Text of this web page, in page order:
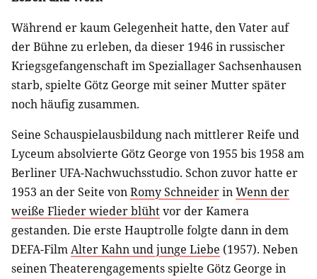
Während er kaum Gelegenheit hatte, den Vater auf
der Bühne zu erleben, da dieser 1946 in russischer
Kriegsgefangenschaft im Speziallager Sachsenhausen
starb, spielte Götz George mit seiner Mutter später
noch häufig zusammen.
Seine Schauspielausbildung nach mittlerer Reife und
Lyceum absolvierte Götz George von 1955 bis 1958 am
Berliner UFA-Nachwuchsstudio. Schon zuvor hatte er
1953 an der Seite vonRomy SchneiderinWenn der
weiße Flieder wieder blühtvor der Kamera
gestanden. Die erste Hauptrolle folgte dann in dem
DEFA-FilmAlter Kahn und junge Liebe (1957). Neben
seinen Theaterengagements spielte Götz George in